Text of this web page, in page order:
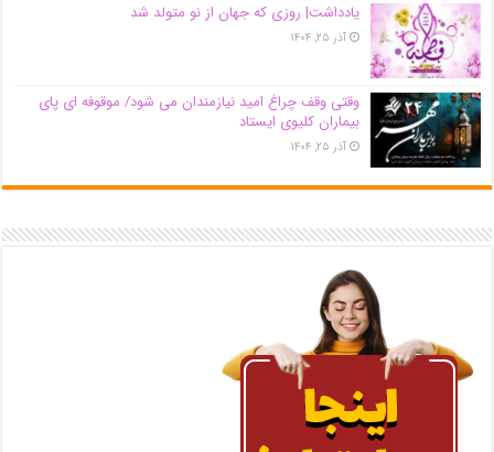
یادداشت| روزی که جهان از نو متولد شد
آذر ۲۵, ۱۴۰۴
وقتی وقف چراغ امید نیازمندان می شود/ موقوفه ای پای
بیماران کلیوی ایستاد
آذر ۲۵, ۱۴۰۴